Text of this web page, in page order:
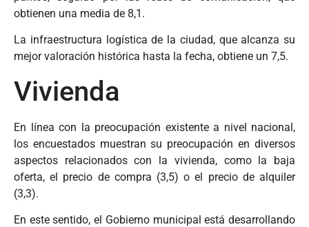
obtienen una media de 8,1.
La infraestructura logística de la ciudad, que alcanza su
mejor valoración histórica hasta la fecha, obtiene un 7,5.
Vivienda
En línea con la preocupación existente a nivel nacional,
los encuestados muestran su preocupación en diversos
aspectos relacionados con la vivienda, como la baja
oferta, el precio de compra (3,5) o el precio de alquiler
(3,3).
En este sentido, el Gobierno municipal está desarrollando